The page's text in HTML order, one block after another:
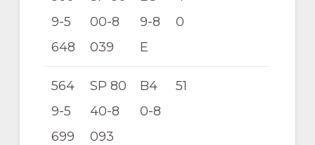
9-5
648
00-8
039
9-8
E
0
564
9-5
699
SP 80
40-8
093
B4
0-8
51